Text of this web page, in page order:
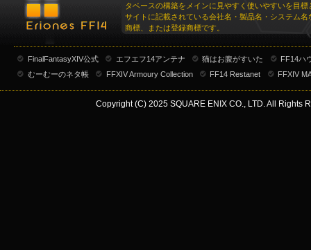
タベースの構築をメインに見やすく使いやすいを目標
サイトに記載されている会社名・製品名・システム名
商標、または登録商標です。
FinalFantasyXIV公式 エフエフ14アンテナ 猫はお腹がすいた
FF14ハ
むーむーのネタ帳
FFXIV Armoury Collection FF14 Restanet FFXIV
Copyright (C) 2025 SQUARE ENIX CO., LTD. All Rights